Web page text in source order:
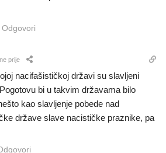
Odgovori
prije
nacifašističkoj državi su slavljeni
bi u takvim državama bilo
kao slavljenje pobede nad
države slave nacističke praznike, pa